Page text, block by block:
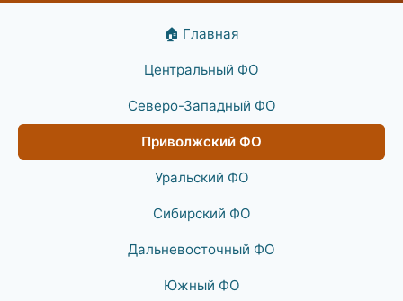
🏠 Главная
Центральный ФО
Северо-Западный ФО
Приволжский ФО
Уральский ФО
Сибирский ФО
Дальневосточный ФО
Южный ФО